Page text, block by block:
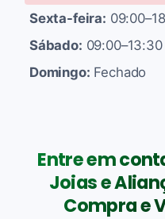
Sexta-feira:
Sábado: 09:00–13:30
Domingo: Fechado
Entre em
Joias e
Compra e